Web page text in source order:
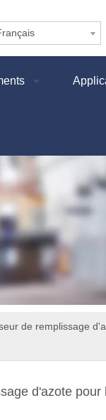
de remplissage
d'azote